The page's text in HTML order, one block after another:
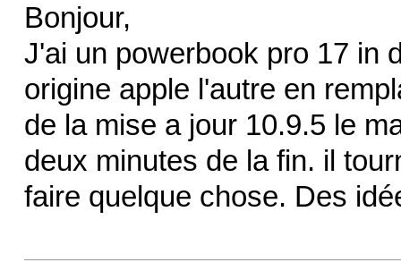
Bonjour,
J'ai un powerbook pro 17 in
origine apple l'autre en
de la mise a jour 10.9.5 le
deux minutes de la fin. il
faire quelque chose. Des